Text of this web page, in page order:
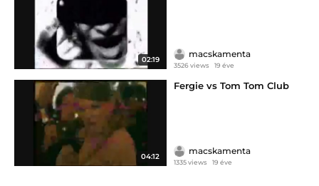
02:19
macskamenta
3526 views 19 éve
04:12
Fergie vs Tom Tom Club
macskamenta
1335 views 19 éve